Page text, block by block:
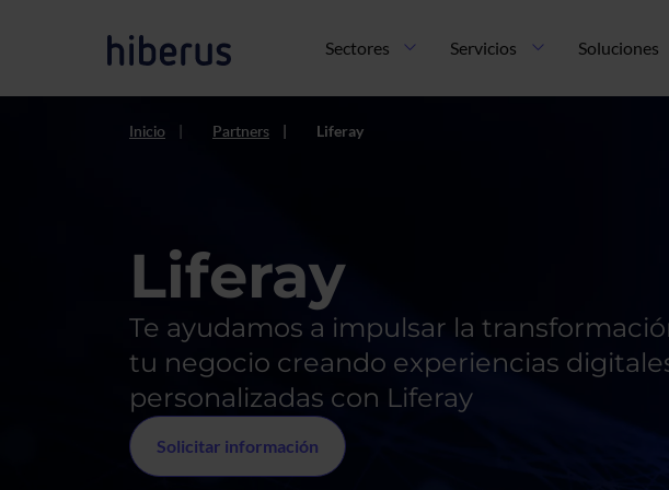
Sectores
Servicios Soluciones
Inicio Partners Liferay
Liferay
Te ayudamos a impulsar la
tu negocio creando experiencias
personalizadas con Liferay
Solicitar información